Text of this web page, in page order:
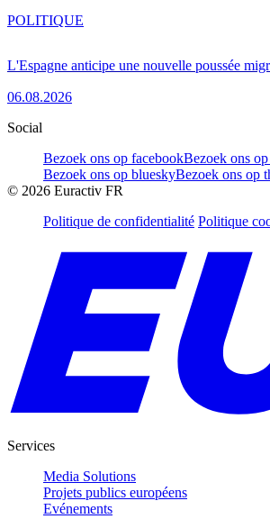
L'Espagne anticipe une nouvelle poussée
06.08.2026
POLITIQUE
Social
Bezoek ons op facebookBezoek ons
Bezoek ons op blueskyBezoek ons op
© 2026 Euractiv FR
Politique de confidentialité Politique
Services
Media Solutions
Projets publics européens
Evénements